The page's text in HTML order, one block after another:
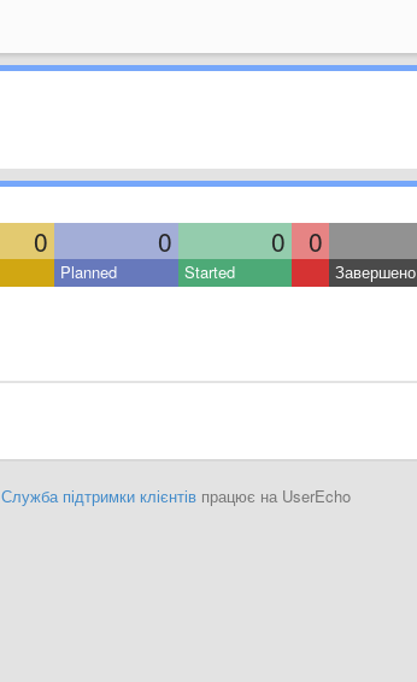
0 0 0 0
Planned Started Завершено
Служба підтримки клієнтівпрацює на UserEcho